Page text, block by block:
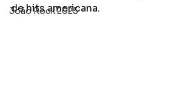
João Rock 2025
de hits americana.